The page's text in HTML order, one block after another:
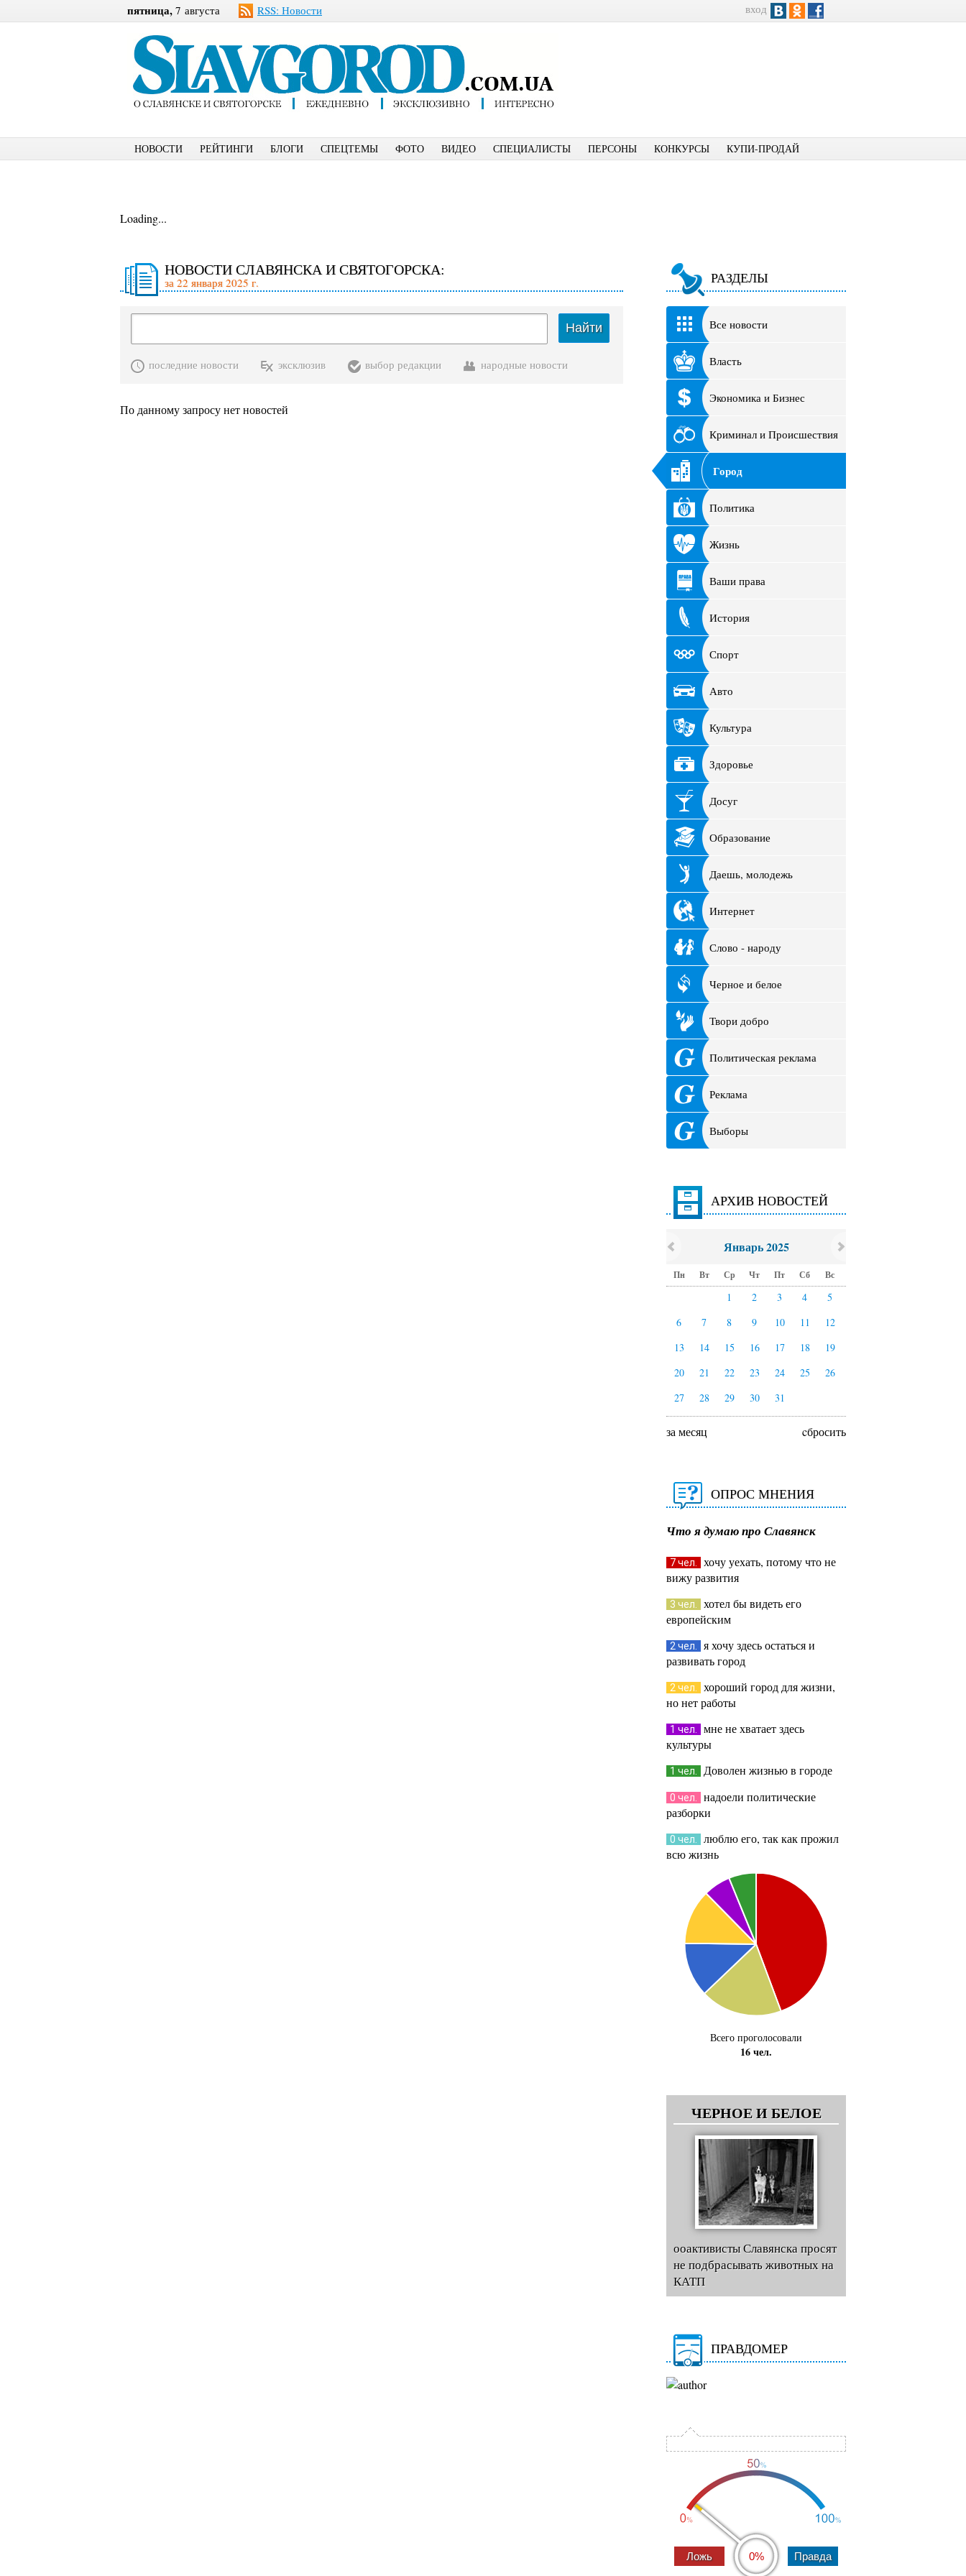
пятница, 7 августа RSS: Новости вход
НОВОСТИ РЕЙТИНГИ БЛОГИ СПЕЦТЕМЫ ФОТО ВИДЕО СПЕЦИАЛИСТЫ ПЕРСОНЫ КОНКУРСЫ КУПИ-ПРОДАЙ
Loading...
НОВОСТИ СЛАВЯНСКА И СВЯТОГОРСКА:
за 22 января 2025 г.
Найти
последние новости эксклюзив выбор редакции народные новости
По данному запросу нет новостей
РАЗДЕЛЫ
Все новости
Власть
Экономика и Бизнес
Криминал и Происшествия
Город
Политика
Жизнь
Ваши права
История
Спорт
Авто
Культура
Здоровье
Досуг
Образование
Даешь, молодежь
Интернет
Слово - народу
Черное и белое
Твори добро
Политическая реклама
Реклама
Выборы
АРХИВ НОВОСТЕЙ
Январь 2025
Пн Вт Ср Чт Пт Сб Вс
1 2 3 4
5
6
7 8 9 10 11
12
13
14 15 16 17 18
19
20
21 22 23 24 25
26
27
28 29 30 31
за месяц cбросить
ОПРОС МНЕНИЯ
Что я думаю про Славянск
7 чел.
хочу уехать, потому что не
вижу развития
3 чел.
хотел бы видеть его
европейским
2 чел.
я хочу здесь остаться и
развивать город
2 чел.
хороший город для жизни,
но нет работы
1 чел.
мне не хватает здесь
культуры
1 чел. Доволен жизнью в городе
0 чел.
надоели политические
разборки
0 чел.
люблю его, так как прожил
всю жизнь
Всего проголосовали
16 чел.
ЧЕРНОЕ И БЕЛОЕ
ооактивисты Славянска просят
не подбрасывать животных на
КАТП
ПРАВДОМЕР
0%